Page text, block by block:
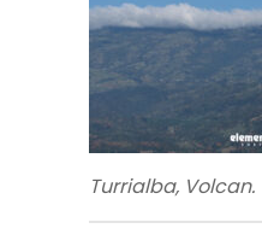
Turrialba, Volcan.